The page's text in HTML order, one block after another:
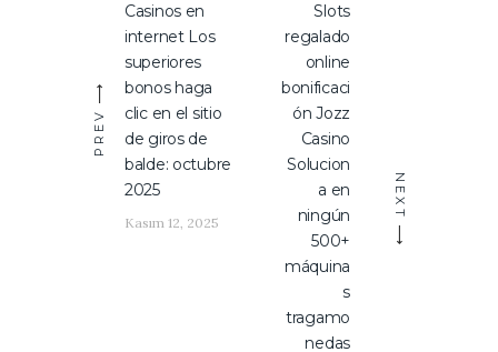
gezinmesi
PREV
Previous
post:
Casinos en
internet Los
superiores
bonos haga
clic en el sitio
de giros de
balde: octubre
2025
Kasım 12, 2025
NEXT
Slots
regalado
online
bonificaci
ón Jozz
Casino
Solucion
a en
ningún
500+
máquina
s
tragamo
nedas